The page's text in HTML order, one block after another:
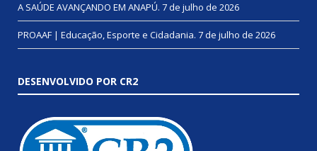
A SAÚDE AVANÇANDO EM ANAPÚ. 7 de julho de 2026
PROAAF | Educação, Esporte e Cidadania. 7 de julho de 2026
DESENVOLVIDO POR CR2